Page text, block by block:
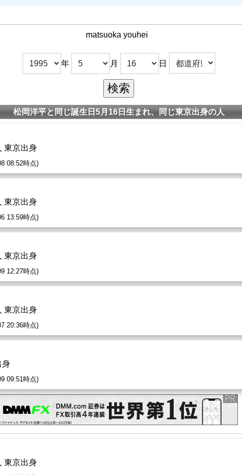
matsuoka youhei
年 月 日
松岡洋平と同じ誕生日5月16日生まれ、同じ東京出身の人
東京出身
08:52時点)
東京出身
13:59時点)
東京出身
12:27時点)
東京出身
20:36時点)
身
09:51時点)
東京出身